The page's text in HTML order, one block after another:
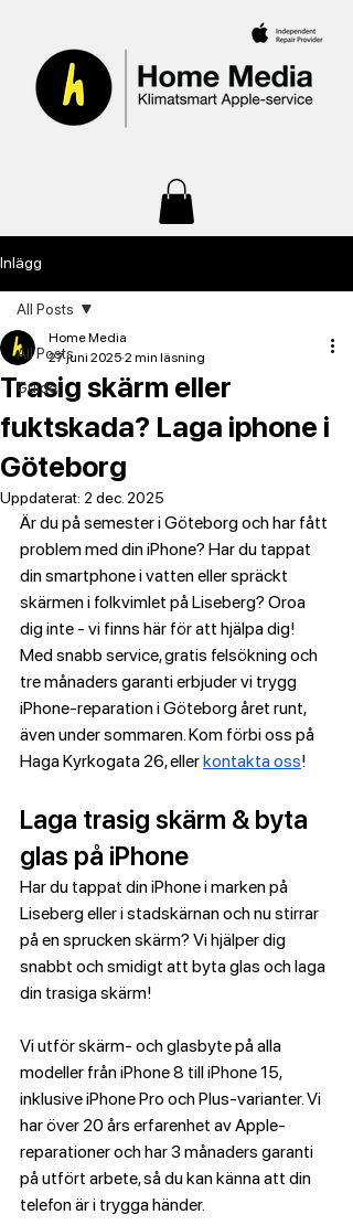
Inlägg
All Posts
Guider
All Posts
Trasig skärm eller
fuktskada? Laga iphone i
Göteborg
Home Media
27 juni 2025 2 min läsning
Uppdaterat: 2 dec. 2025
Är du på semester i Göteborg och har fått
problem med din iPhone? Har du tappat
din smartphone i vatten eller spräckt
skärmen i folkvimlet på Liseberg? Oroa
dig inte - vi finns här för att hjälpa dig!
Med snabb service, gratis felsökning och
tre månaders garanti erbjuder vi trygg
iPhone-reparation i Göteborg året runt,
även under sommaren. Kom förbi oss på
Haga Kyrkogata 26, eller kontakta oss!
Laga trasig skärm & byta
glas på iPhone
Har du tappat din iPhone i marken på
Liseberg eller i stadskärnan och nu stirrar
på en sprucken skärm? Vi hjälper dig
snabbt och smidigt att byta glas och laga
din trasiga skärm!
Vi utför skärm- och glasbyte på alla
modeller från iPhone 8 till iPhone 15,
inklusive iPhone Pro och Plus-varianter. Vi
har över 20 års erfarenhet av Apple-
reparationer och har 3 månaders garanti
på utfört arbete, så du kan känna att din
telefon är i trygga händer.